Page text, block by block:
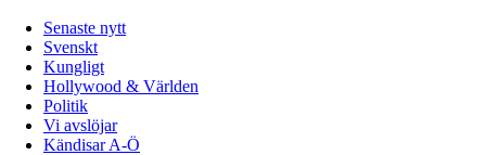
Senaste nytt
Svenskt
Kungligt
Hollywood & Världen
Politik
Vi avslöjar
Kändisar A-Ö